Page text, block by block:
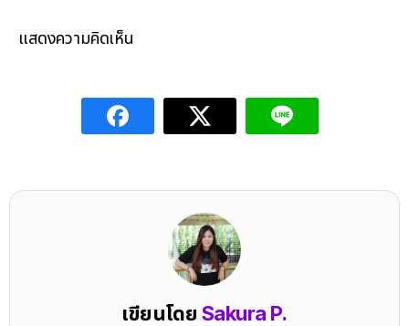
แสดงความคิดเห็น
เขียนโดย Sakura P.